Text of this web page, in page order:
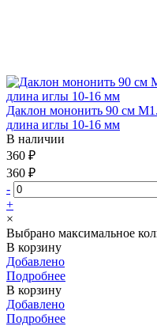
Даклон мононить 90 см
длина иглы 10-16 мм
В наличии
360 ₽
360 ₽
-
+
×
Выбрано максимальное
В корзину
Добавлено
Подробнее
В корзину
Добавлено
Подробнее